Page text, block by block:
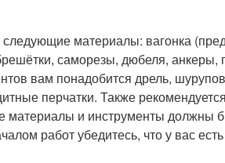
материалы: вагонка
саморезы, дюбеля, анкеры,
вам понадобится дрель,
перчатки. Также
материалы и инструменты должны
работ убедитесь, что у вас